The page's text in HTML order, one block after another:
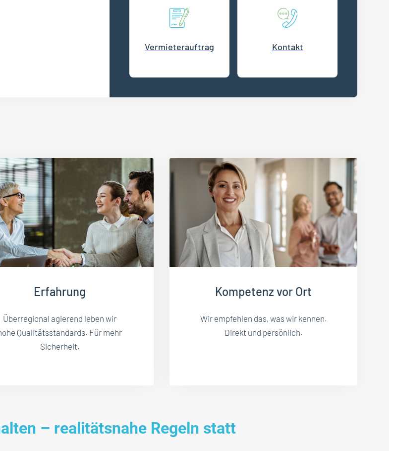
Vermieterauftrag Kontakt
Erfahrung
Überregional agierend leben wir
Qualitätsstandards. Für mehr
Sicherheit.
Kompetenz vor Ort
Wir empfehlen das, was wir kennen.
Direkt und persönlich.